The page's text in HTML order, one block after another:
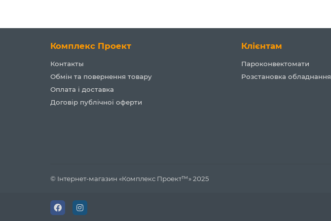
Комплекс Проект
Контакты
Обмін та повернення товару
Оплата і доставка
Договір публічної оферти
Клієнтам
Пароконвектомати
Розстановка обладнання
© Інтернет-магазин «Комплекс Проект™» 2025